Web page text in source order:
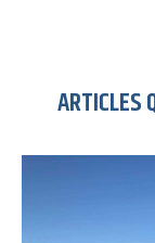
ARTICLES